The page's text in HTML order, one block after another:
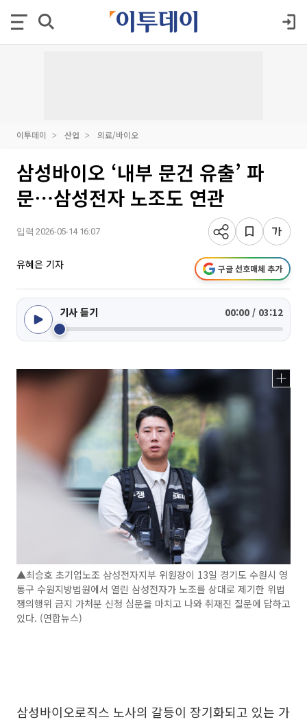
이투데이 산업 의료/바이오
삼성바이오 ‘내부 문건 유출’ 파
문⋯삼성전자 노조도 연관
입력 2026-05-14 16:07
유혜은 기자 구글 선호매체 추가
기사 듣기 00:00 / 03:12
▲최승호 초기업노조 삼성전자지부 위원장이 13일 경기도 수원시 영
통구 수원지방법원에서 열린 삼성전자가 노조를 상대로 제기한 위법
쟁의행위 금지 가처분 신청 심문을 마치고 나와 취재진 질문에 답하고
있다. (연합뉴스)
삼성바이오로직스 노사의 갈등이 장기화되고 있는 가